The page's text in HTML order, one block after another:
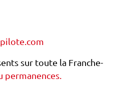
sur toute la Franche-
permanences.